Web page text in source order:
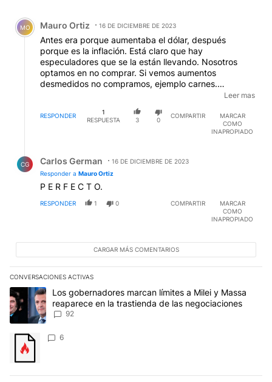
Comentario de Mauro Ortiz.
MO Mauro Ortiz 16 DE DICIEMBRE DE 2023
Antes era porque aumentaba el dólar, después
porque es la inflación. Está claro que hay
especuladores que se la están llevando. Nosotros
optamos en no comprar. Si vemos aumentos
desmedidos no compramos, ejemplo carnes.
Cambiamos nuestra dieta, ahora a base de verduras,
las más económicas y granos, de paso comenzamos
una dieta de reducción de peso. Mi lema es si hay
precios desmesuradamente altos, no compro, que se
Leer mas
RESPONDER
1
RESPUESTA
3 0
COMPARTIR
MARCAR
COMO
INAPROPIADO
CG Carlos German
16 DE DICIEMBRE DE 2023
Responder a Mauro Ortiz
P E R F E C T O.
RESPONDER 1 0 COMPARTIR
MARCAR
COMO
INAPROPIADO
CARGAR MÁS COMENTARIOS
CONVERSACIONES ACTIVAS
Este listado muestra los artículos con más comentarios en los
Un artículo de tendencia con el título "Los gobernadores marcan
Los gobernadores marcan límites a Milei y Massa
reaparece en la trastienda de las negociaciones
92
Un artículo de tendencia con el título "" con 6 comentarios.
6